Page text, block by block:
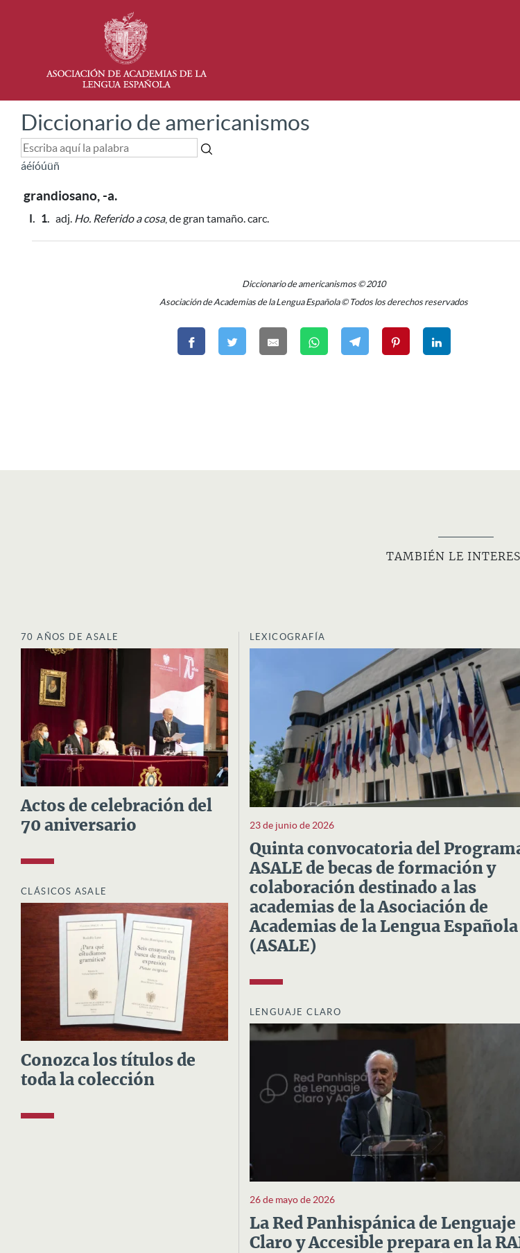
Diccionario de americanismos
áéíóúüñ
grandiosano, -a.
I. 1. adj. Ho. Referido a cosa, de gran tamaño. carc.
Diccionario de americanismos © 2010
Asociación de Academias de la Lengua Española © Todos los derechos reservados
TAMBIÉN LE
70 AÑOS DE ASALE
Actos de celebración del
70 aniversario
CLÁSICOS ASALE
Conozca los títulos de
toda la colección
LEXICOGRAFÍA
23 de junio de 2026
Quinta convocatoria del
ASALE de becas de formación y
colaboración destinado a las
academias de la Asociación de
Academias de la Lengua Española
(ASALE)
LENGUAJE CLARO
26 de mayo de 2026
La Red Panhispánica de Lenguaje
Claro y Accesible prepara en la